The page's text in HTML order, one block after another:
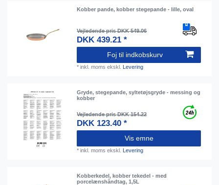
Kobber pande, kobber stegepande - lille, oval
Vejledende pris DKK 549.06
DKK 439.21 *
Foj til indkobskurv
*inkl. moms ekskl. Levering
Gryde, stegepande, syltetøjsgryde - messing og
kobber
Vejledende pris DKK 154.22
DKK 123.40 *
Vis emne
*inkl. moms ekskl. Levering
Kobberkedel, kobber tekedel - med
porcelænshåndtag, 1,5L